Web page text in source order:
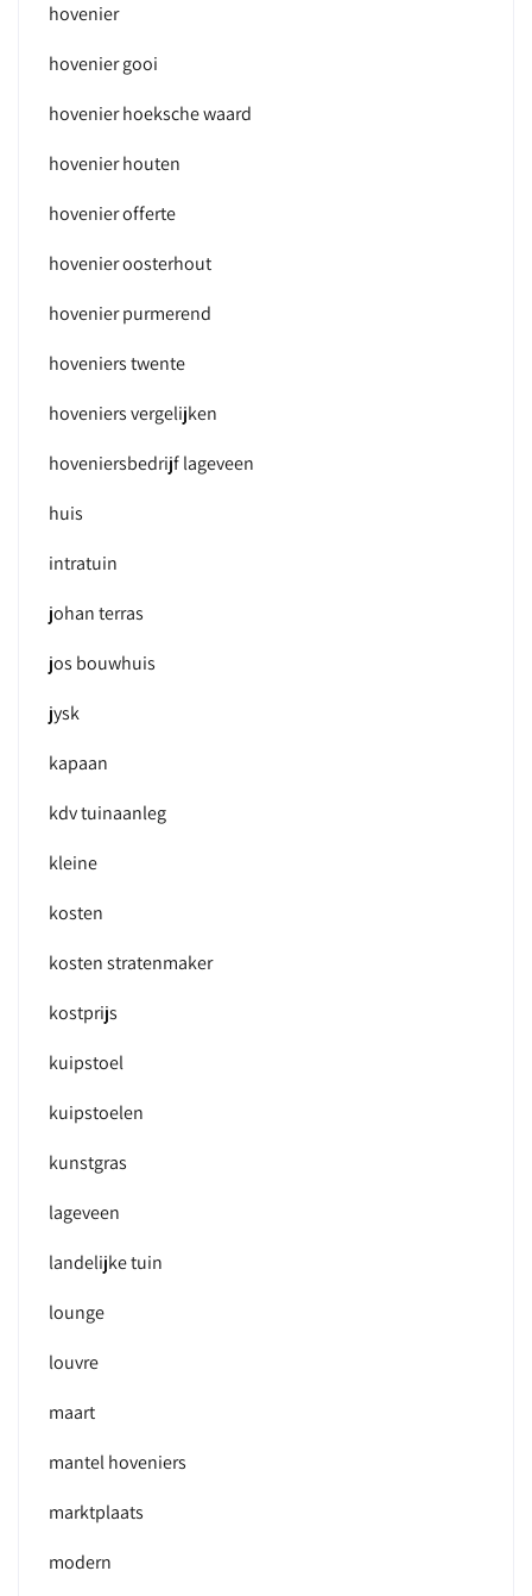
hovenier
hovenier gooi
hovenier hoeksche waard
hovenier houten
hovenier offerte
hovenier oosterhout
hovenier purmerend
hoveniers twente
hoveniers vergelijken
hoveniersbedrijf lageveen
huis
intratuin
johan terras
jos bouwhuis
jysk
kapaan
kdv tuinaanleg
kleine
kosten
kosten stratenmaker
kostprijs
kuipstoel
kuipstoelen
kunstgras
lageveen
landelijke tuin
lounge
louvre
maart
mantel hoveniers
marktplaats
modern